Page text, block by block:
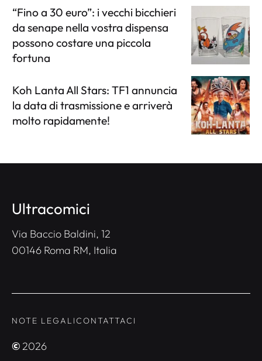
“Fino a 30 euro”: i vecchi bicchieri
da senape nella vostra dispensa
possono costare una piccola
fortuna
Koh Lanta All Stars: TF1 annuncia
la data di trasmissione e arriverà
molto rapidamente!
Ultracomici
Via Baccio Baldini, 12
00146 Roma RM, Italia
NOTE LEGALICONTATTACI
©2026